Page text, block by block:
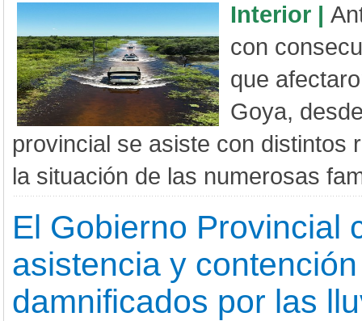
Interior |
con
que
Goya,
provincial se asiste con distintos
la situación de las numerosas
El Gobierno Provincial
asistencia y
damnificados por las